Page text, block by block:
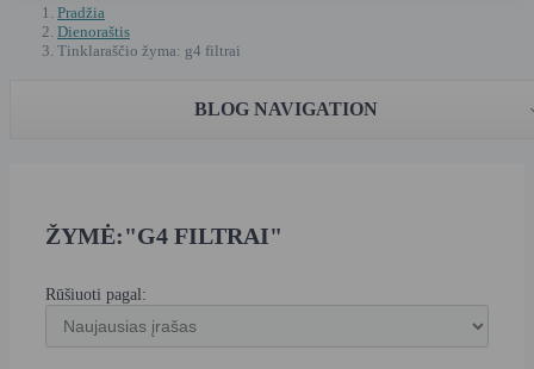
Pradžia
Dienoraštis
Tinklaraščio žyma: g4 filtrai
BLOG NAVIGATION
ŽYMĖ:"G4 FILTRAI"
Rūšiuoti pagal: